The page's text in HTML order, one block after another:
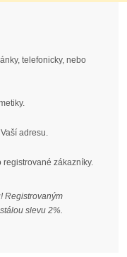
telefonicky, nebo
adresu.
registrované zákazníky.
Registrovaným
slevu 2%.